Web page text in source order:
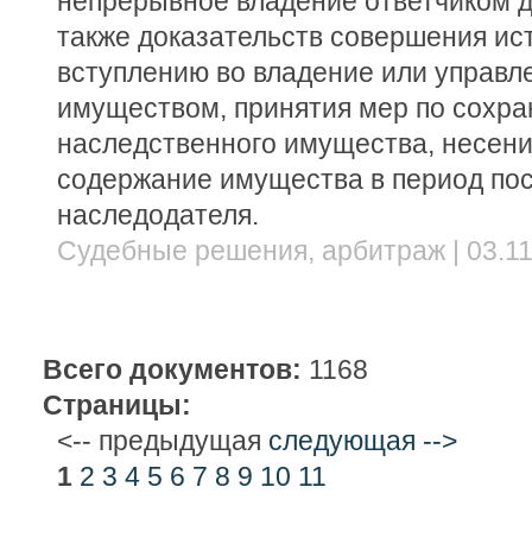
также доказательств совершения
вступлению во владение или
имуществом, принятия мер по
наследственного имущества,
содержание имущества в период
наследодателя.
Судебные решения, арбитраж |
Всего документов: 1168
Страницы:
<-- предыдущая следующая -->
1 2 3 4 5 6 7 8 9 10 11